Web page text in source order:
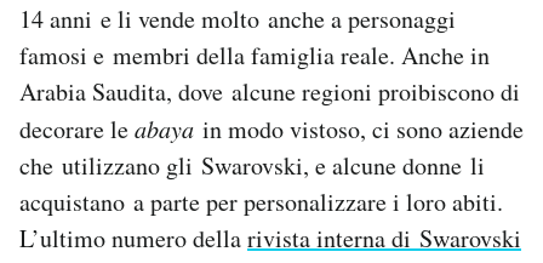
14 anni e li vende molto anche a personaggi
famosi e membri della famiglia reale. Anche in
Arabia Saudita, dove alcune regioni proibiscono di
decorare leabaya in modo vistoso, ci sono aziende
che utilizzano gli Swarovski, e alcune donne li
acquistano a parte per personalizzare i loro abiti.
L’ultimo numero dellarivista interna di Swarovski